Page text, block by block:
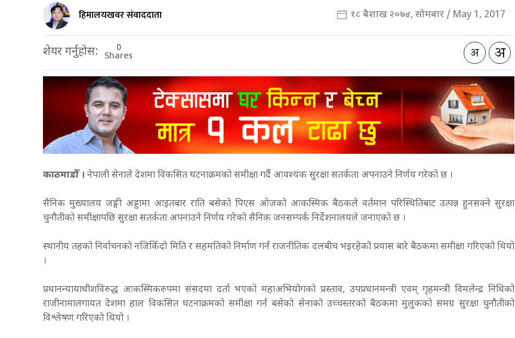
हिमालयखवर संवाददाता १८ बैशाख २०७४, सोमबार / May 1, 2017
शेयर गर्नुहोस: 0
Shares
काठमाडौँ । नेपाली सेनाले देशमा विकसित घटनाक्रमको समीक्षा गर्दै आवश्यक सुरक्षा सतर्कता अपनाउने निर्णय गरेको छ ।
सैनिक मुख्यालय जङ्गी अड्डामा आइतबार राति बसेको पिएस ओजको आकस्मिक बैठकले वर्तमान परिस्थितिबाट उत्पन्न हुनसक्ने सुरक्षा
चुनौतीको समीक्षापछि सुरक्षा सतर्कता अपनाउने निर्णय गरेको सैनिक जनसम्पर्क निर्देशनालयले जनाएको छ ।
स्थानीय तहको निर्वाचनको नजिकिँदो मिति र सहमतिको निर्माण गर्न राजनीतिक दलबीच भइरहेको प्रयास बारे बैठकमा समीक्षा गरिएको थियो
।
प्रधानन्यायाधीशविरुद्ध आकस्मिकरुपमा संसदमा दर्ता भएको महाअभियोगको प्रस्ताव, उपप्रधानमन्त्री एवम् गृहमन्त्री विमलेन्द्र निधिको
राजीनामालगायत देशमा हाल विकसित घटनाक्रमको समीक्षा गर्न बसेको सेनाको उच्चस्तरको बैठकमा मुलुकको समग्र सुरक्षा चुनौतीको
विश्लेषण गरिएको थियो ।